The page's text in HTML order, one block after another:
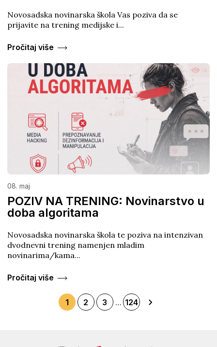
Novosadska novinarska škola Vas poziva da se
prijavite na trening medijske i...
Pročitaj više
08. maj
POZIV NA TRENING: Novinarstvo u
doba algoritama
Novosadska novinarska škola te poziva na intenzivan
dvodnevni trening namenjen mladim
novinarima/kama...
Pročitaj više
1 2 3 … 124